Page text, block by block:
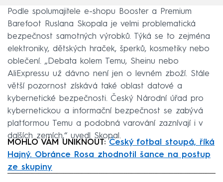
Podle spolumajitele e-shopu Booster a Premium
Barefoot Ruslana Skopala je velmi problematická
bezpečnost samotných výrobků. Týká se to zejména
elektroniky, dětských hraček, šperků, kosmetiky nebo
oblečení. „Debata kolem Temu, Sheinu nebo
AliExpressu už dávno není jen o levném zboží. Stále
větší pozornost získává také oblast datové a
kybernetické bezpečnosti. Český Národní úřad pro
kybernetickou a informační bezpečnost se zabývá
platformou Temu a podobná varování zaznívají i v
dalších zemích,“ uvedl Skopal.
MOHLO VÁM UNIKNOUT: Český fotbal stoupá, říká
Hajný. Obránce Rosa zhodnotil šance na postup
ze skupiny